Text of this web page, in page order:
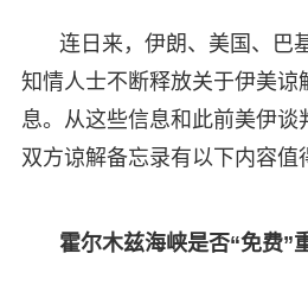
连日来，伊朗、美国、巴
知情人士不断释放关于伊美谅
息。从这些信息和此前美伊谈
双方谅解备忘录有以下内容值
霍尔木兹海峡是否“免费”